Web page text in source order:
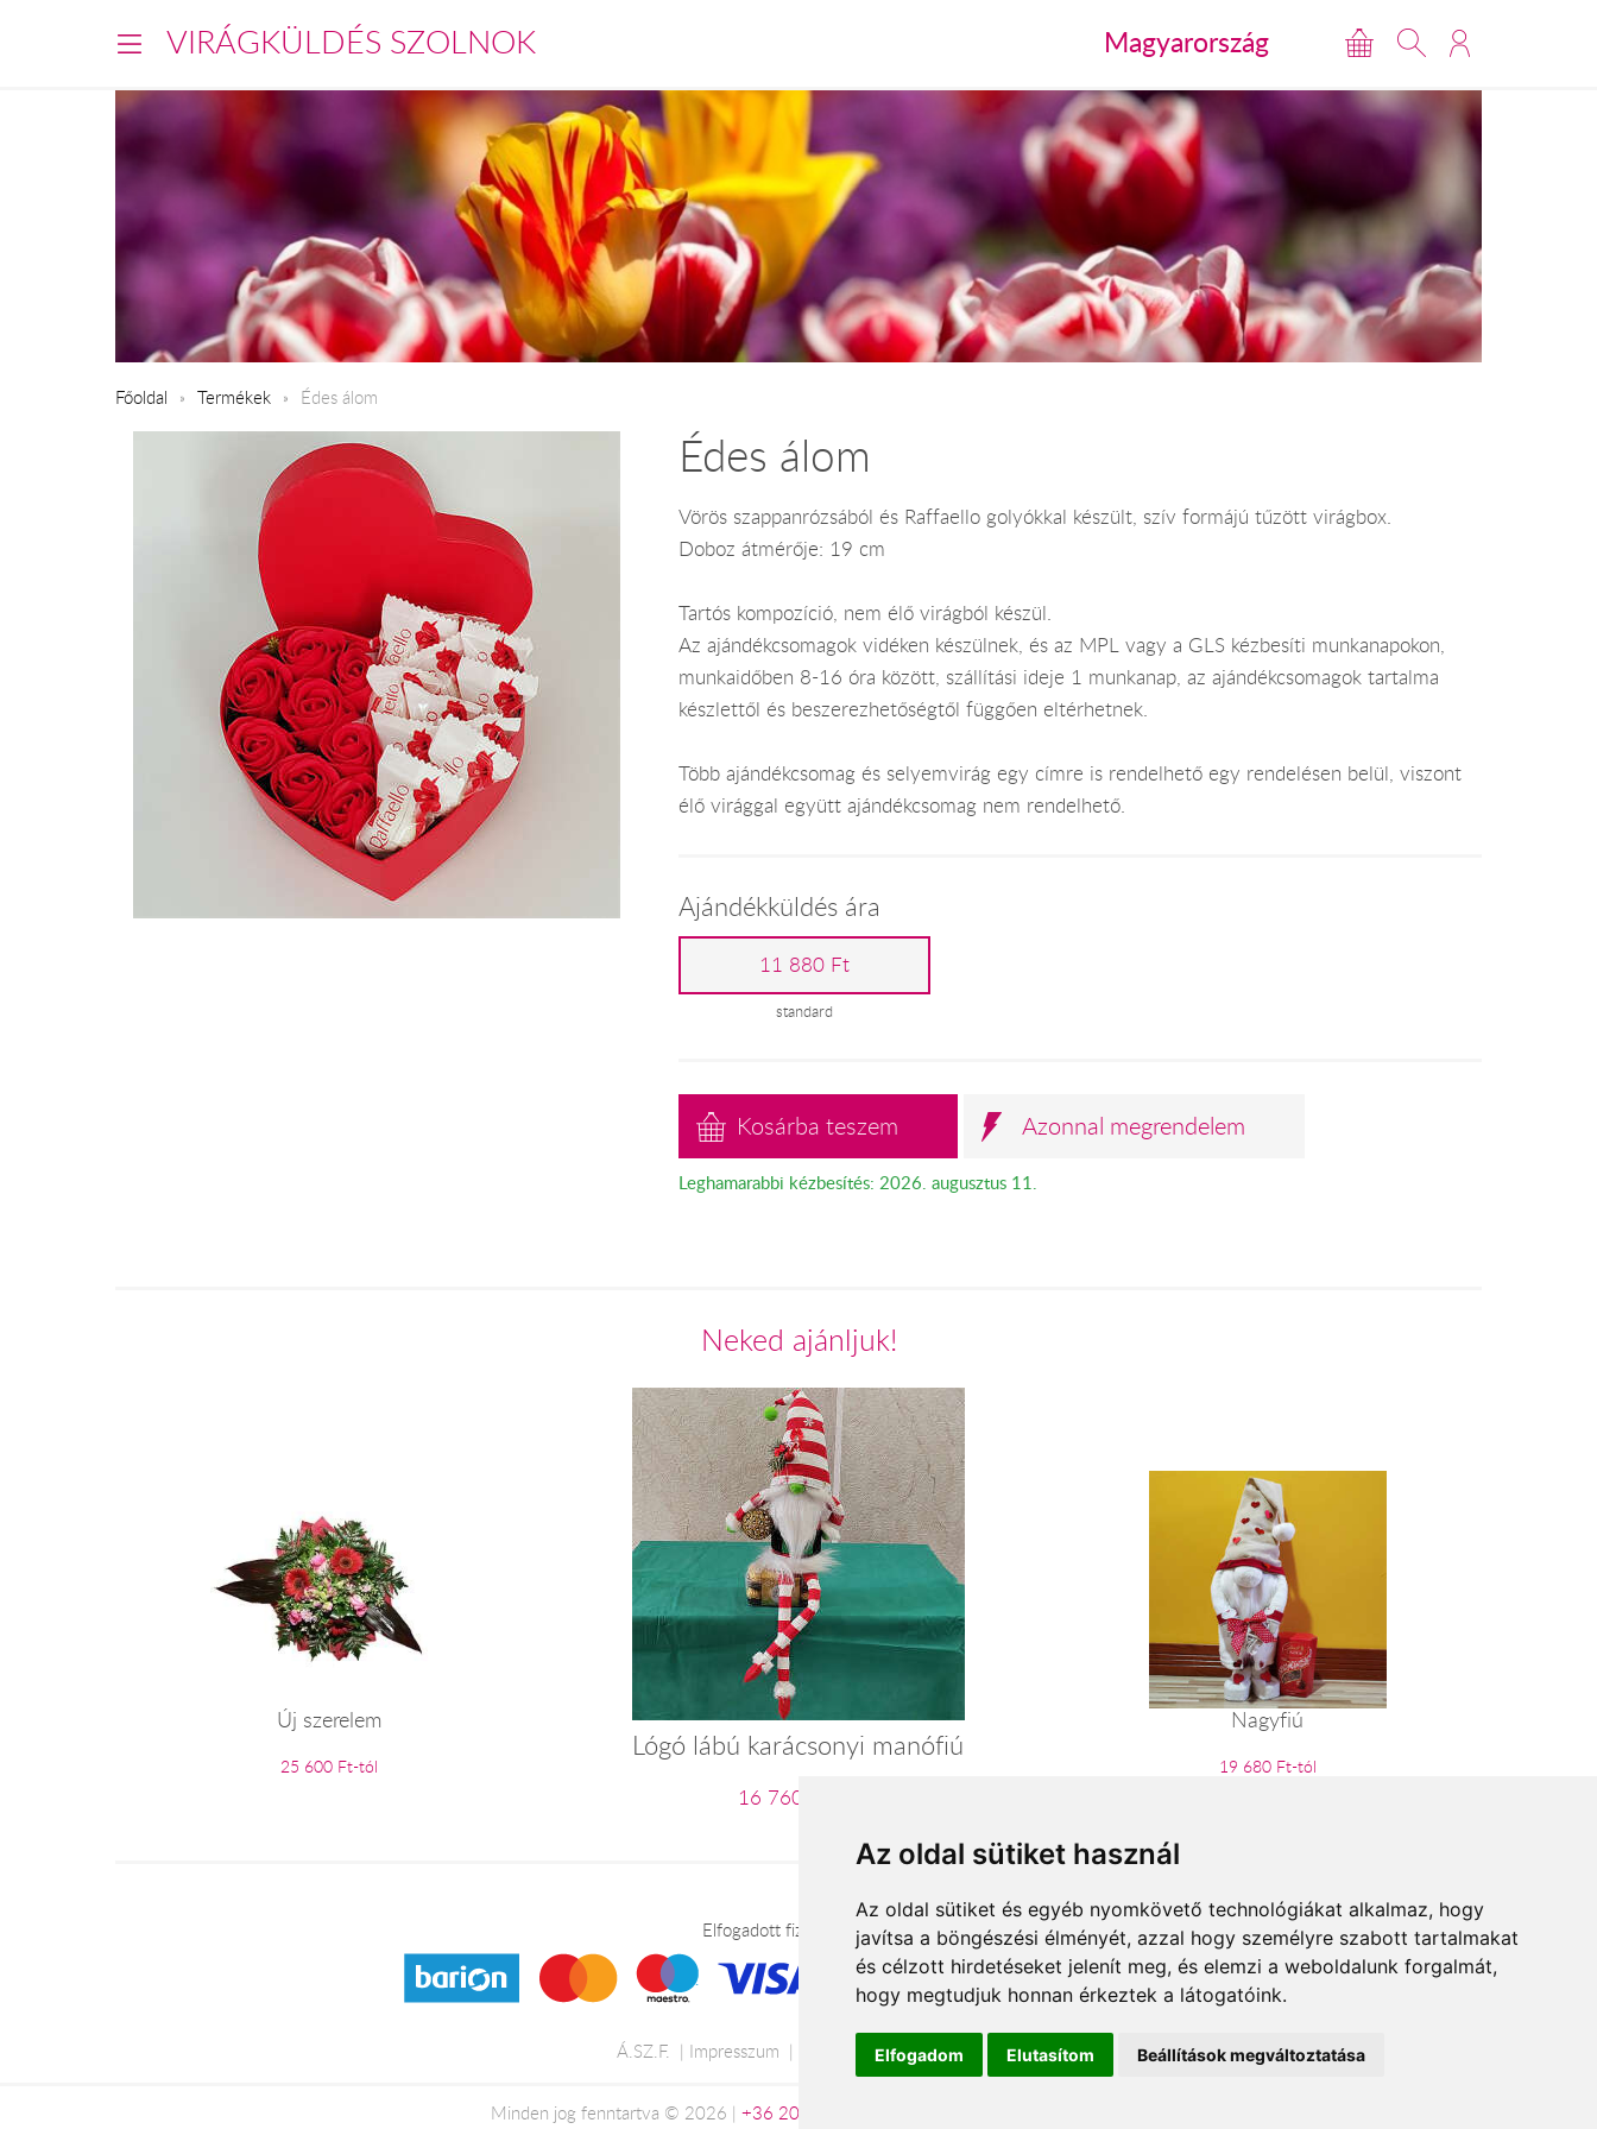
Az oldal sütiket használ
Az oldal sütiket és egyéb nyomkövető technológiákat alkalmaz, hogy
javítsa a böngészési élményét, azzal hogy személyre szabott tartalmakat
és célzott hirdetéseket jelenít meg, és elemzi a weboldalunk forgalmát,
hogy megtudjuk honnan érkeztek a látogatóink.
Elfogadom Elutasítom Beállítások megváltoztatása
VIRÁGKÜLDÉS SZOLNOK Magyarország
Főoldal Termékek Édes álom
Édes álom
Vörös szappanrózsából és Raffaello golyókkal készült, szív formájú tűzött virágbox.
Doboz átmérője: 19 cm
Tartós kompozíció, nem élő virágból készül.
Az ajándékcsomagok vidéken készülnek, és az MPL vagy a GLS kézbesíti munkanapokon,
munkaidőben 8-16 óra között, szállítási ideje 1 munkanap, az ajándékcsomagok tartalma
készlettől és beszerezhetőségtől függően eltérhetnek.
Több ajándékcsomag és selyemvirág egy címre is rendelhető egy rendelésen belül, viszont
élő virággal együtt ajándékcsomag nem rendelhető.
Ajándékküldés ára
11 880 Ft
standard
Kosárba teszem Azonnal megrendelem
Leghamarabbi kézbesítés: 2026. augusztus 11.
Neked ajánljuk!
Új szerelem
25 600 Ft-tól
Lógó lábú karácsonyi manófiú
16 760 Ft-tól
Nagyfiú
19 680 Ft-tól
Elfogadott fizetési módok
Á.SZ.F. Impresszum Adatkezelési tájékoztató
Minden jog fenntartva © 2026 | +36 20 488-8362